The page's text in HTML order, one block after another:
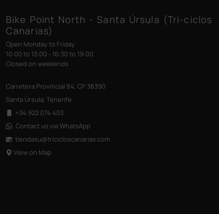
Bike Point North - Santa Úrsula (Tri-ciclos
Canarias)
Open Monday to Friday
10:00 to 13:00 - 16:30 to 19:00
Closed on weekends
Carretera Provincial 84, CP 38390
Santa Úrsula, Tenerife
+34 922 074 403
Contact us via WhatsApp
tiendasu@tricicloscanarias.com
View on Map